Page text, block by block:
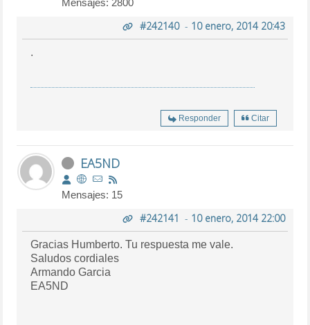
#242140- 10 enero, 2014 20:43
.
Responder Citar
EA5ND
Mensajes: 15
#242141 - 10 enero, 2014 22:00
Gracias Humberto. Tu respuesta me vale.
Saludos cordiales
Armando Garcia
EA5ND